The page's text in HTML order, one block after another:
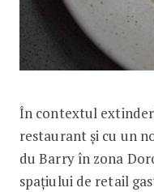
În contextul
restaurant și cu un
du Barry în zona
spațiului de retail